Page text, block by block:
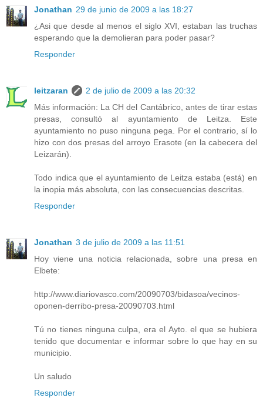
Jonathan 29 de junio de 2009 a las 18:27
¿Asi que desde al menos el siglo XVI, estaban las truchas
esperando que la demolieran para poder pasar?
Responder
leitzaran
2 de julio de 2009 a las 20:32
Más información: La CH del Cantábrico, antes de tirar estas
presas, consultó al ayuntamiento de Leitza. Este
ayuntamiento no puso ninguna pega. Por el contrario, sí lo
hizo con dos presas del arroyo Erasote (en la cabecera del
Leizarán).
Todo indica que el ayuntamiento de Leitza estaba (está) en
la inopia más absoluta, con las consecuencias descritas.
Responder
Jonathan 3 de julio de 2009 a las 11:51
Hoy viene una noticia relacionada, sobre una presa en
Elbete:
http://www.diariovasco.com/20090703/bidasoa/vecinos-
oponen-derribo-presa-20090703.html
Tú no tienes ninguna culpa, era el Ayto. el que se hubiera
tenido que documentar e informar sobre lo que hay en su
municipio.
Un saludo
Responder